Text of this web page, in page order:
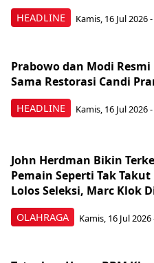
HEADLINE Kamis, 16 Jul 2026
HEADLINE
Prabowo dan Modi Resmi
Sama Restorasi Candi
Kamis, 16 Jul 2026
OLAHRAGA
John Herdman Bikin
Pemain Seperti Tak
Lolos Seleksi, Marc Klok
Kamis, 16 Jul 2026